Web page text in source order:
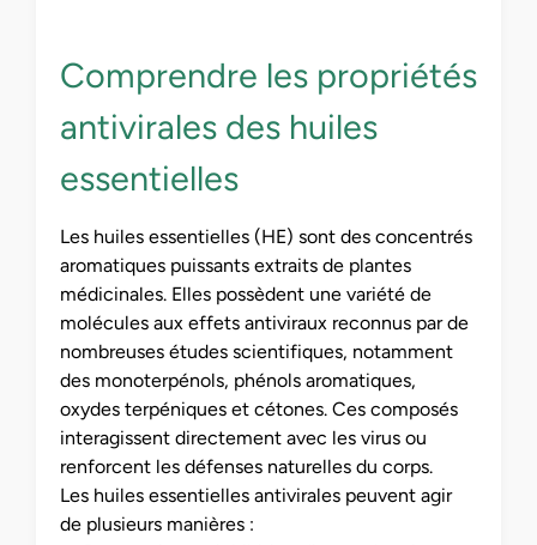
Comprendre les propriétés
antivirales des huiles
essentielles
Les huiles essentielles (HE) sont des concentrés
aromatiques puissants extraits de plantes
médicinales. Elles possèdent une variété de
molécules aux effets antiviraux reconnus par de
nombreuses études scientifiques, notamment
des monoterpénols, phénols aromatiques,
oxydes terpéniques et cétones. Ces composés
interagissent directement avec les virus ou
renforcent les défenses naturelles du corps.
Les huiles essentielles antivirales peuvent agir
de plusieurs manières :